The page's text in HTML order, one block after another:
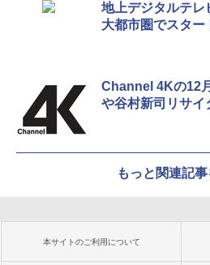
地上デジタルテレ
大都市圏でスター
Channel 4Kの12
や谷村新司リサイ
もっと関連記
本サイトのご利用について